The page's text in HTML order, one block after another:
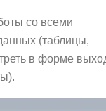
со всеми
(таблицы,
в форме